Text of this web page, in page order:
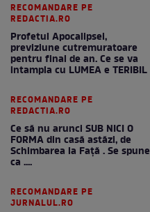
RECOMANDARE PE
REDACTIA.RO
Profetul Apocalipsei,
previziune cutremuratoare
pentru final de an. Ce se va
intampla cu LUMEA e TERIBIL
RECOMANDARE PE
REDACTIA.RO
Ce să nu arunci SUB NICI O
FORMA din casă astăzi, de
Schimbarea la Față . Se spune
ca ....
RECOMANDARE PE
JURNALUL.RO